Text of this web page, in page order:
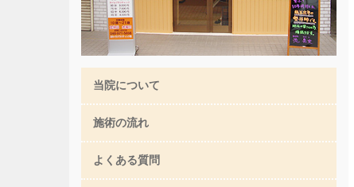
当院について
施術の流れ
よくある質問